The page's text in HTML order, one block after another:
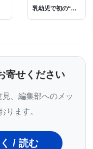
ほぼ同じだと確認
己免疫が現れる何
ループの間には大き
ームと呼ばれる相
マイクロバイオー
乳幼児で初の“HIVの機能的完治”報告
寄せください
、編集部へのメッ
ります。
/ 読む